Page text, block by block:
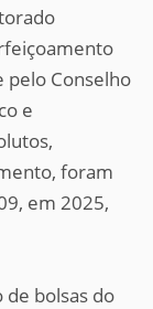
pelo Conselho
e
foram
em 2025,
de bolsas do